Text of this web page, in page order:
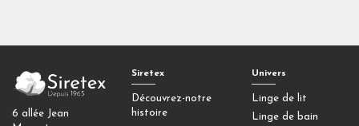
6 allée Jean
Siretex
Découvrez-notre
histoire
Univers
Linge de lit
Linge de bain